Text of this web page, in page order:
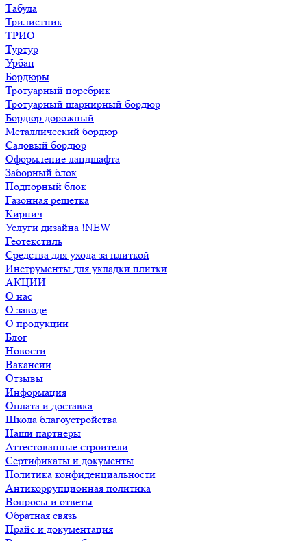
Табула
Трилистник
ТРИО
Туртур
Урбан
Бордюры
Тротуарный поребрик
Тротуарный шарнирный бордюр
Бордюр дорожный
Металлический бордюр
Садовый бордюр
Оформление ландшафта
Заборный блок
Подпорный блок
Газонная решетка
Кирпич
Услуги дизайна !NEW
Геотекстиль
Средства для ухода за плиткой
Инструменты для укладки плитки
АКЦИИ
О нас
О заводе
О продукции
Блог
Новости
Вакансии
Отзывы
Информация
Оплата и доставка
Школа благоустройства
Наши партнёры
Аттестованные строители
Сертификаты и документы
Политика конфиденциальности
Антикоррупционная политика
Вопросы и ответы
Обратная связь
Прайс и документация